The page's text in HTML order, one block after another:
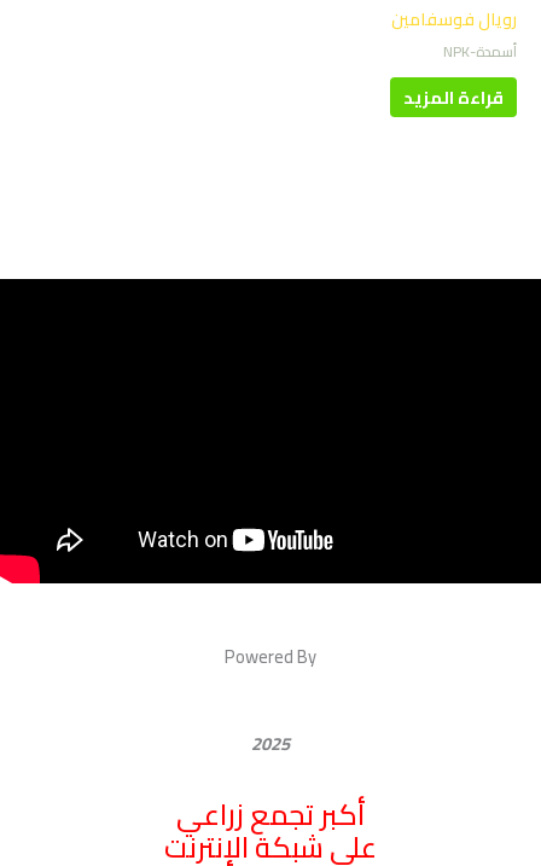
رويال فوسفامين
أسمدة-NPK
قراءة المزيد
Powered By
2025
أكبر تجمع زراعي
علي شبكة الإنترنت